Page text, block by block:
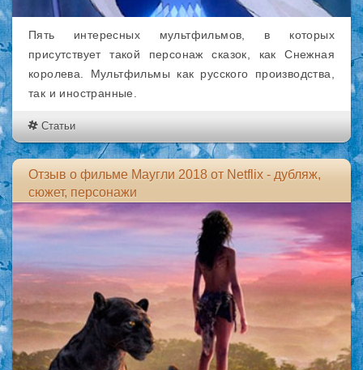
Пять интересных мультфильмов, в которых
присутствует такой персонаж сказок, как Снежная
королева. Мультфильмы как русского производства,
так и иностранные.
Статьи
Отзыв о фильме Маугли 2018 от Netflix - дубляж,
сюжет, персонажи